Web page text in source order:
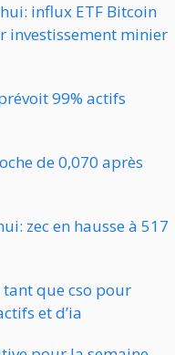
influx ETF Bitcoin
investissement minier
99% actifs
de 0,070 après
zec en hausse à 517
tant que cso pour
et d’ia